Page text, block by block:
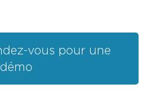
vous pour une
démo